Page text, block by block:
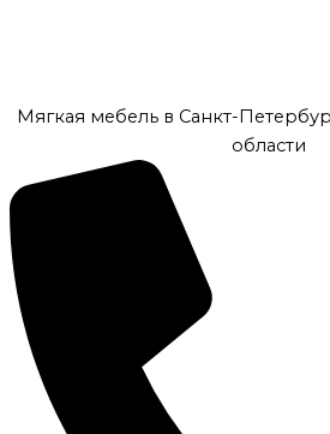
Угловые диваны(81)
Мягкая мебель в Санкт-
области